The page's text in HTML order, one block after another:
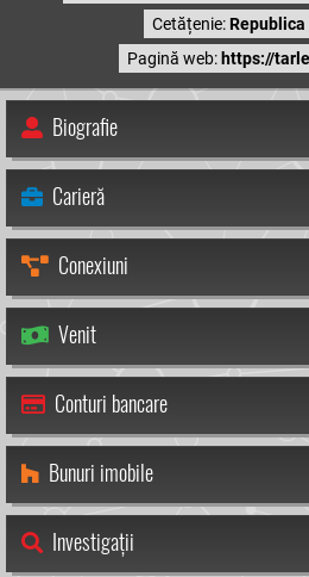
Cetățenie:Republica
Pagină web: https://
Biografie
Carieră
Conexiuni
Venit
Conturi bancare
Bunuri imobile
Investigații